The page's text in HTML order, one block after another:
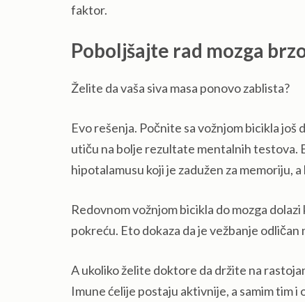
faktor.
Poboljšajte rad mozga
Želite da vaša siva masa ponovo zablista?
Evo rešenja. Počnite sa vožnjom bicikla
utiču na bolje rezultate mentalnih testova.
hipotalamusu koji je zadužen za memoriju,
Redovnom vožnjom bicikla do mozga
pokreću. Eto dokaza da je vežbanje
A ukoliko želite doktore da držite na
Imune ćelije postaju aktivnije, a samim tim